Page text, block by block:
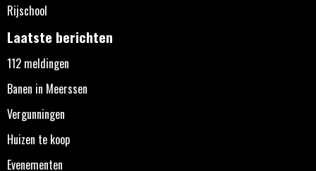
Rijschool
Laatste berichten
112 meldingen
Banen in Meerssen
Vergunningen
Huizen te koop
Evenementen